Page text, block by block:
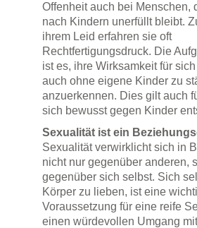
Offenheit auch bei Menschen,
nach Kindern unerfüllt bleibt.
ihrem Leid erfahren sie oft
Rechtfertigungsdruck. Die
ist es, ihre Wirksamkeit für
auch ohne eigene Kinder zu
anzuerkennen. Dies gilt auch
sich bewusst gegen Kinder
Sexualität ist ein
Sexualität verwirklicht sich in
nicht nur gegenüber anderen,
gegenüber sich selbst. Sich
Körper zu lieben, ist eine
Voraussetzung für eine reife
einen würdevollen Umgang